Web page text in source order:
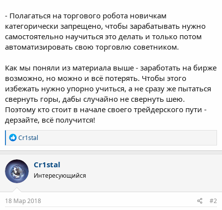
- Полагаться на торгового робота новичкам
категорически запрещено, чтобы зарабатывать нужно
самостоятельно научиться это делать и только потом
автоматизировать свою торговлю советником.
Как мы поняли из материала выше - заработать на бирже
возможно, но можно и всё потерять. Чтобы этого
избежать нужно упорно учиться, а не сразу же пытаться
свернуть горы, дабы случайно не свернуть шею.
Поэтому кто стоит в начале своего трейдерского пути -
дерзайте, всё получится!
Р
е
а
к
ц
и
и
:
Cr1stal
Cr1stal
Интересующийся
18 Мар 2018 #2